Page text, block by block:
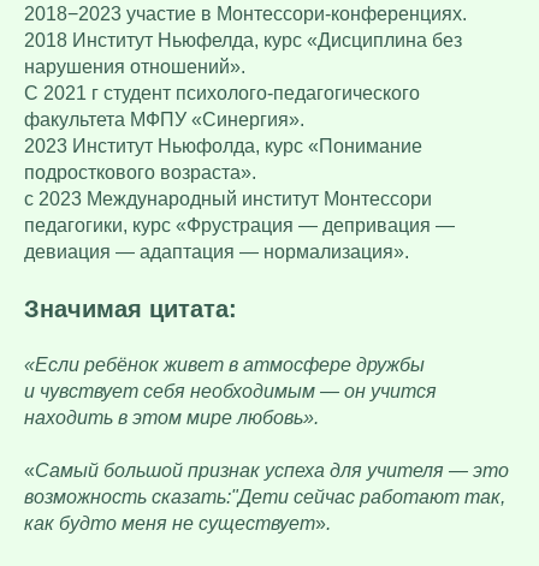
2018−2023 участие в Монтессори-конференциях.
2018 Институт Ньюфелда, курс «Дисциплина без
нарушения отношений».
С 2021 г студент психолого-педагогического
факультета МФПУ «Синергия».
2023 Институт Ньюфолда, курс «Понимание
подросткового возраста».
с 2023 Международный институт Монтессори
педагогики, курс «Фрустрация — депривация —
девиация — адаптация — нормализация».
Значимая цитата:
«Если ребёнок живет в атмосфере дружбы
и чувствует себя необходимым — он учится
находить в этом мире любовь».
«Самый большой признак успеха для учителя — это
возможность сказать:"Дети сейчас работают так,
как будто меня не существует».